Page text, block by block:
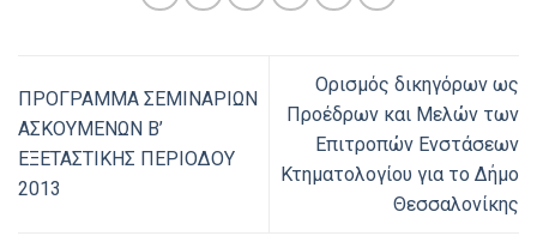
ΠΡΟΓΡΑΜΜΑ ΣΕΜΙΝΑΡΙΩΝ
ΑΣΚΟΥΜΕΝΩΝ Β’
ΕΞΕΤΑΣΤΙΚΗΣ ΠΕΡΙΟΔΟΥ
2013
Ορισμός δικηγόρων ως
Προέδρων και Μελών των
Επιτροπών Ενστάσεων
Κτηματολογίου για το Δήμο
Θεσσαλονίκης